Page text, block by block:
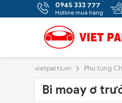
0945 333 777
Hotline mua hàng
vietparts.vn Phụ tùng
Bi moay ơ